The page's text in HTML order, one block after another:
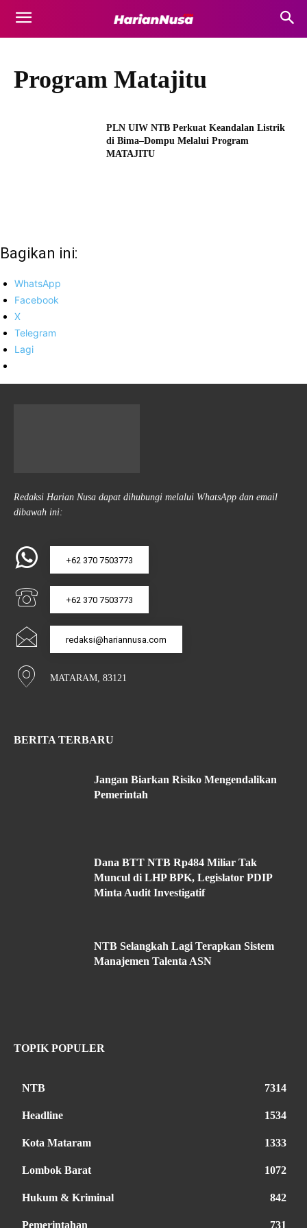
Program Matajitu
PLN UIW NTB Perkuat Keandalan Listrik
di Bima–Dompu Melalui Program
MATAJITU
Bagikan ini:
WhatsApp
Facebook
X
Telegram
Lagi
Redaksi Harian Nusa dapat dihubungi melalui WhatsApp dan email
dibawah ini:
+62 370 7503773
+62 370 7503773
redaksi@hariannusa.com
MATARAM, 83121
BERITA TERBARU
Jangan Biarkan Risiko Mengendalikan
Pemerintah
Dana BTT NTB Rp484 Miliar Tak
Muncul di LHP BPK, Legislator PDIP
Minta Audit Investigatif
NTB Selangkah Lagi Terapkan Sistem
Manajemen Talenta ASN
TOPIK POPULER
NTB 7314
Headline 1534
Kota Mataram 1333
Lombok Barat 1072
Hukum & Kriminal 842
Pemerintahan 731